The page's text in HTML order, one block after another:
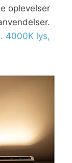
oplevelser
4000K lys,